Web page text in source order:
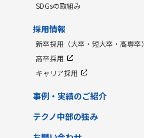
SDGsの取組み
採用情報
新卒採用（大卒・短大卒・高専卒）
高卒採用
キャリア採用
事例・実績のご紹介
テクノ中部の強み